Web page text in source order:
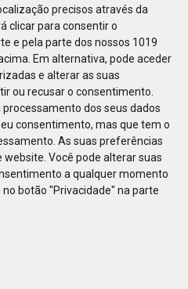
precisos através da
clicar para consentir o
e pela parte dos nossos 1019
Em alternativa, pode aceder
e alterar as suas
ou recusar o consentimento.
dos seus dados
consentimento, mas que tem o
As suas preferências
Você pode alterar suas
a qualquer momento
botão "Privacidade" na parte